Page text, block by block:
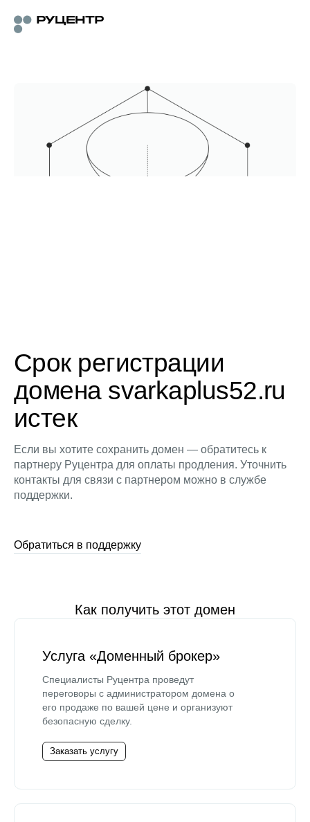
Срок регистрации
домена svarkaplus52.ru
истек
Если вы хотите сохранить домен — обратитесь к
партнеру Руцентра для оплаты продления. Уточнить
контакты для связи с партнером можно в службе
поддержки.
Обратиться в поддержку
Как получить этот домен
Услуга «Доменный брокер»
Специалисты Руцентра проведут
переговоры с администратором домена о
его продаже по вашей цене и организуют
безопасную сделку.
Заказать услугу